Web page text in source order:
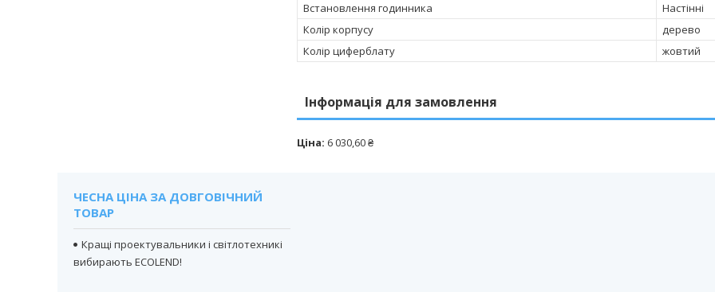
Встановлення годинника
Настінні
Колір корпусу
дерево
Колір циферблату
жовтий
Інформація для замовлення
Ціна: 6 030,60 ₴
ЧЕСНА ЦІНА ЗА ДОВГОВІЧНИЙ
ТОВАР
Кращі проектувальники і світлотехникі
вибирають ECOLEND!